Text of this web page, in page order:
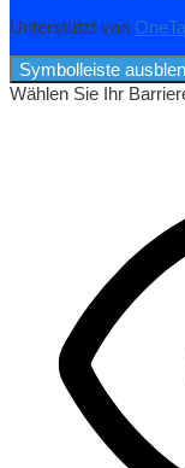
Unterstützt von
Symbolleiste
Wählen Sie Ihr